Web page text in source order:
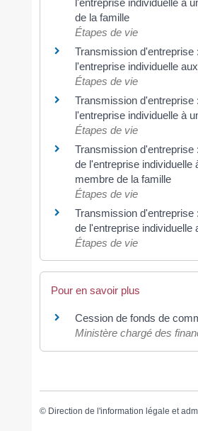
l'entreprise individuelle à
de la famille
Étapes de vie
Transmission d'entreprise
l'entreprise individuelle
Étapes de vie
Transmission d'entreprise
l'entreprise individuelle à
Étapes de vie
Transmission d'entreprise
de l'entreprise individuelle
membre de la famille
Étapes de vie
Transmission d'entreprise
de l'entreprise individuelle
Étapes de vie
Pour en savoir plus
Cession de fonds de
Ministère chargé des
© Direction de l'information légale et